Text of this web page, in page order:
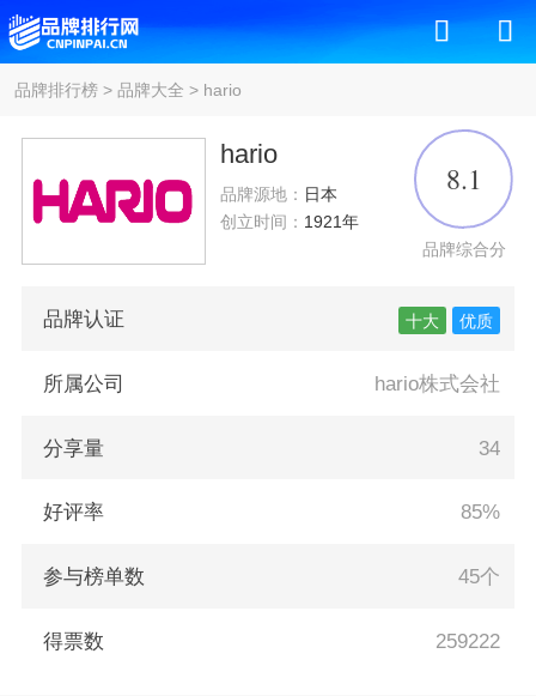
品牌排行榜> 品牌大全 > hario
hario
品牌源地： 日本
创立时间： 1921年
8.1
品牌综合分
品牌认证 十大 优质
所属公司 hario株式会社
分享量 34
好评率 85%
参与榜单数 45个
得票数 259222